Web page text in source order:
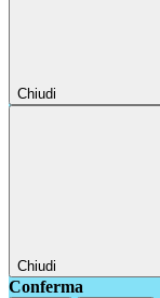
Chiudi
Chiudi
Conferma